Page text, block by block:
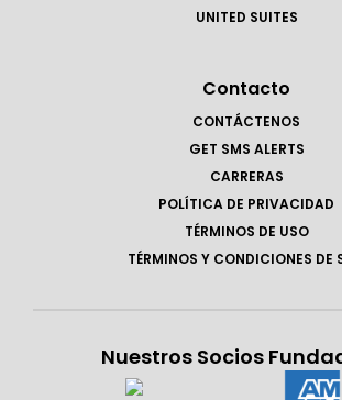
UNITED SUITES
Contacto
CONTÁCTENOS
GET SMS ALERTS
CARRERAS
POLÍTICA DE PRIVACIDAD
TÉRMINOS DE USO
TÉRMINOS Y CONDICIONES DE
Nuestros Socios